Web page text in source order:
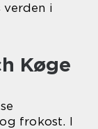
i
Køge
frokost. I